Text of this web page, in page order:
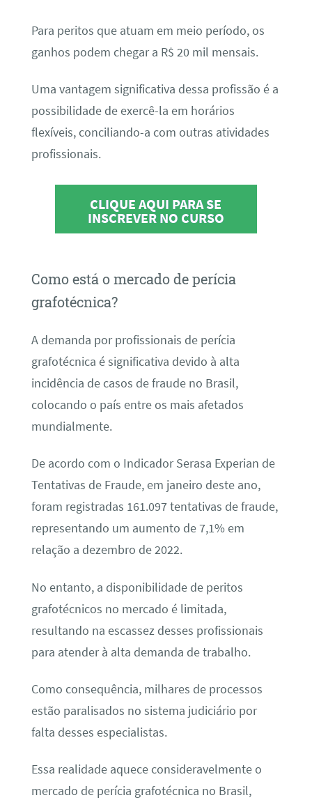
Para peritos que atuam em meio período, os
ganhos podem chegar a R$ 20 mil mensais.
Uma vantagem significativa dessa profissão é a
possibilidade de exercê-la em horários
flexíveis, conciliando-a com outras atividades
profissionais.
CLIQUE AQUI PARA SE
INSCREVER NO CURSO
Como está o mercado de perícia
grafotécnica?
A demanda por profissionais de perícia
grafotécnica é significativa devido à alta
incidência de casos de fraude no Brasil,
colocando o país entre os mais afetados
mundialmente.
De acordo com o Indicador Serasa Experian de
Tentativas de Fraude, em janeiro deste ano,
foram registradas 161.097 tentativas de fraude,
representando um aumento de 7,1% em
relação a dezembro de 2022.
No entanto, a disponibilidade de peritos
grafotécnicos no mercado é limitada,
resultando na escassez desses profissionais
para atender à alta demanda de trabalho.
Como consequência, milhares de processos
estão paralisados no sistema judiciário por
falta desses especialistas.
Essa realidade aquece consideravelmente o
mercado de perícia grafotécnica no Brasil,